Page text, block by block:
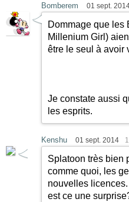
Bomberem 01 sept.
Dommage que les
Millenium Girl)
être le seul à avoir
Je constate aussi
les esprits.
Kenshu 01 sept. 2014
Splatoon très bien
comme quoi, les
nouvelles
est ce une